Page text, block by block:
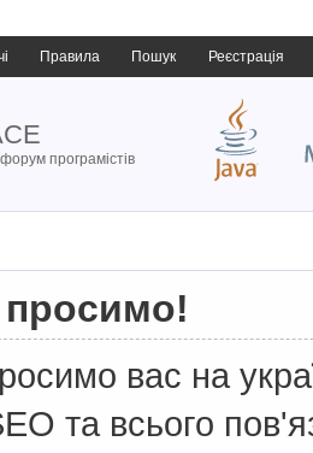
Правила Пошук Реєстрація
програмістів
вас на
та всього